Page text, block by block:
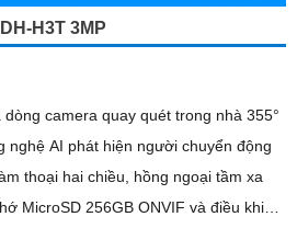
H3T 3MP
camera quay quét trong nhà 355°
nghệ AI phát hiện người chuyển động
thoại hai chiều, hồng ngoại tầm xa
MicroSD 256GB ONVIF và điều khiển